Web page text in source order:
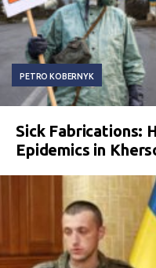
PETRO KOBERNYK
Sick Fabrications:
Epidemics in